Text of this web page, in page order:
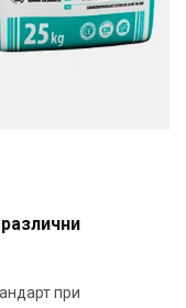
при